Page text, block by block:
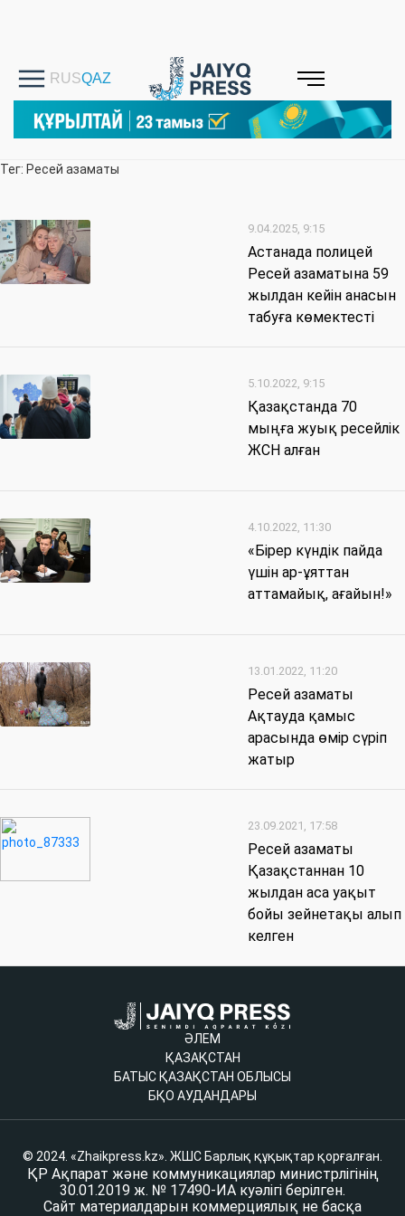
Тег: Ресей азаматы
9.04.2025, 9:15
Астанада полицей
Ресей азаматына 59
жылдан кейін анасын
табуға көмектесті
5.10.2022, 9:15
Қазақстанда 70
мыңға жуық ресейлік
ЖСН алған
4.10.2022, 11:30
«Бірер күндік пайда
үшін ар-ұяттан
аттамайық, ағайын!»
13.01.2022, 11:20
Ресей азаматы
Ақтауда қамыс
арасында өмір сүріп
жатыр
23.09.2021, 17:58
Ресей азаматы
Қазақстаннан 10
жылдан аса уақыт
бойы зейнетақы алып
келген
ӘЛЕМ
ҚАЗАҚСТАН
БАТЫС ҚАЗАҚСТАН ОБЛЫСЫ
БҚО АУДАНДАРЫ
© 2024. «Zhaikpress.kz». ЖШС Барлық құқықтар қорғалған.
ҚР Ақпарат және коммуникациялар министрлігінің
30.01.2019 ж. № 17490-ИА куәлігі берілген.
Сайт материалдарын коммерциялық не басқа